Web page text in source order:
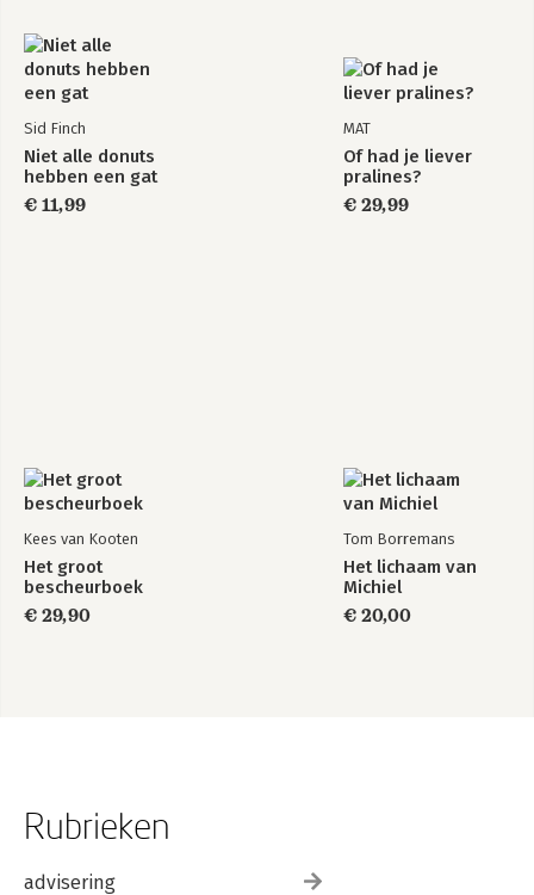
Sid Finch
Niet alle donuts
hebben een gat
€ 11,99
MAT
Of had je liever
pralines?
€ 29,99
Kees van Kooten
Het groot
bescheurboek
€ 29,90
Tom Borremans
Het lichaam van
Michiel
€ 20,00
Rubrieken
advisering